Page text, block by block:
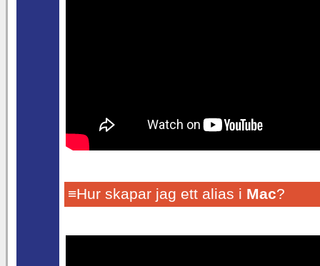
≡Hur skapar jag ett alias i Mac?